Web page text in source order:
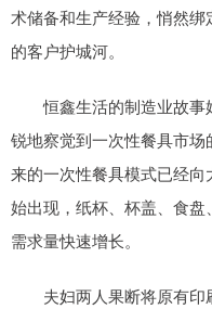
术储备和生产经验，悄然
的客户护城河。
恒鑫生活的制造业故事
锐地察觉到一次性餐具市
来的一次性餐具模式已经
始出现，纸杯、杯盖、食
需求量快速增长。
夫妇两人果断将原有印